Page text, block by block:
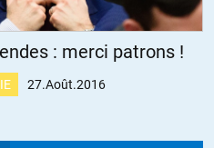
: merci patrons !
27.Août.2016